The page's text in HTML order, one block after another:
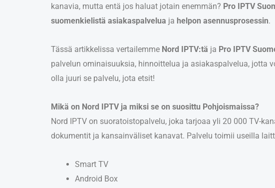
kanavia, mutta entä jos haluat jotain enemmän? Pro IPTV
suomenkielistä asiakaspalvelua ja helpon asennusprosessin.
Tässä artikkelissa vertailemme Nord IPTV:tä ja Pro IPTV
palvelun ominaisuuksia, hinnoittelua ja asiakaspalvelua, jotta
olla juuri se palvelu, jota etsit!
Mikä on Nord IPTV ja miksi se on suosittu Pohjoismaissa?
Nord IPTV on suoratoistopalvelu, joka tarjoaa yli 20 000 TV-
dokumentit ja kansainväliset kanavat. Palvelu toimii useilla
Smart TV
Android Box